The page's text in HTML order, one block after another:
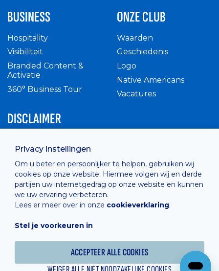
Privacy instellingen
Om u beter en persoonlijker te helpen, gebruiken wij
cookies op onze website. Hiermee volgen wij en derde
partijen uw internetgedrag op onze website en kunnen
we uw ervaring verbeteren.
Lees er meer over in onze cookieverklaring.
Stel je voorkeuren in
ACCEPTEER ALLE COOKIES
BUSINESS
Hospitality
Visibiliteit
Branded Content &
Activatie
360° Business Tour
ONZE CLUB
Waarden
Geschiedenis
Logo
Native Americans
Vacatures
DISCLAIMER
Privacy Policy
Cashless
verkoopsvoorwaarden
Cookie Policy
Hosted by Combell